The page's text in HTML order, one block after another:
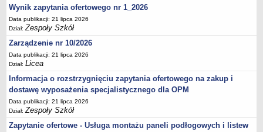
Wynik zapytania ofertowego nr 1_2026
Data publikacji: 21 lipca 2026
Dział:Zespoły Szkół
Zarządzenie nr 10/2026
Data publikacji: 21 lipca 2026
Dział:Licea
Informacja o rozstrzygnięciu zapytania ofertowego na zakup i
dostawę wyposażenia specjalistycznego dla OPM
Data publikacji: 21 lipca 2026
Dział:Zespoły Szkół
Zapytanie ofertowe - Usługa montażu paneli podłogowych i listew